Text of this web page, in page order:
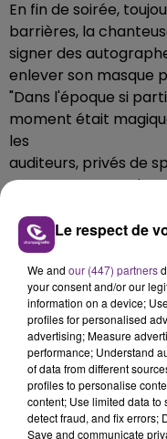
En fin de soirée,
barrières, la
signer des
enlever son masque
"Dans l'époque si
moment était
les
auditeurs, privés de
et pour Louane qui
ce contact avec le
normal, nous
centaines
de personnes pour
bonne nouvelle
présents
ont vécu une
Le respect de
We and our (447) partners
your consent and/or our
information on a device;
profiles for personalised
advertising; Measure
performance; Understand
of data from different
profiles to personalise
content; Use limited data to
detect fraud, and fix errors;
Save and communicate